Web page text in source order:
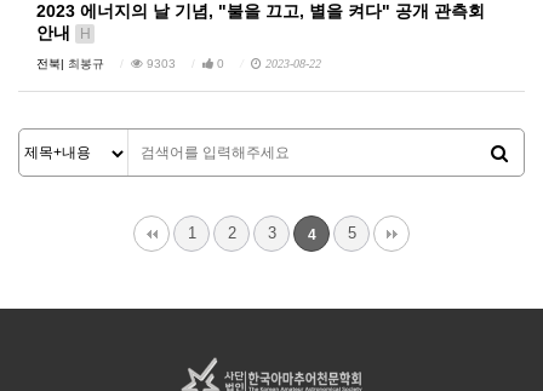
​2023 에너지의 날 기념, "불을 끄고, 별을 켜다" 공개 관측회
안내
H
전북| 최봉규 9303 0 2023-08-22
1 2 3 4 5